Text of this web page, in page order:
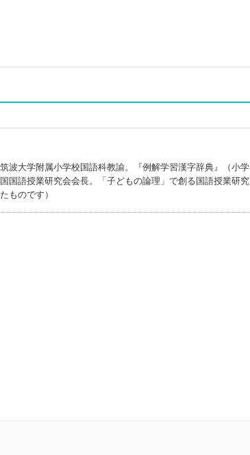
波大学附属小学校国語科教諭。『例解学習漢字辞典』（小学
国語授業研究会会長。「子どもの論理」で創る国語授業研究
ものです）